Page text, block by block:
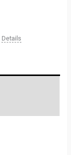
Details